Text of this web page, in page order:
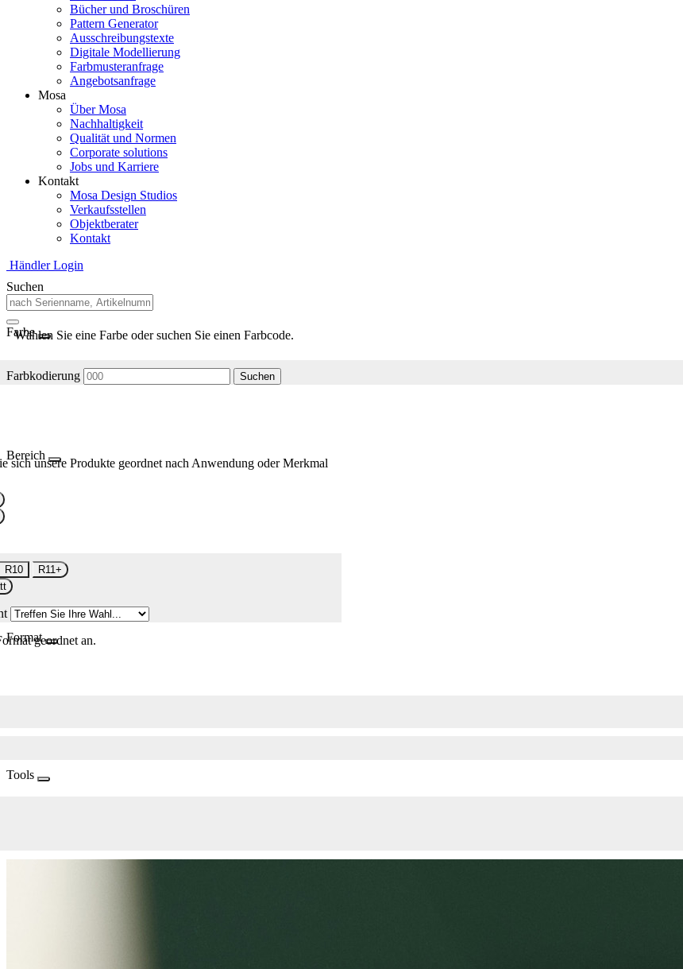
Bücher und Broschüren
Pattern Generator
Ausschreibungstexte
Digitale Modellierung
Farbmusteranfrage
Angebotsanfrage
Mosa
Über Mosa
Nachhaltigkeit
Qualität und Normen
Corporate solutions
Jobs und Karriere
Kontakt
Mosa Design Studios
Verkaufsstellen
Objektberater
Kontakt
Händler Login
Suchen
Farbe
Wählen Sie eine Farbe oder suchen Sie einen Farbcode.
Farbkodierung Suchen
Bereich
sich unsere Produkte geordnet nach Anwendung oder Merkmal
R10
R11+
Formatgeordnet an.
Tools